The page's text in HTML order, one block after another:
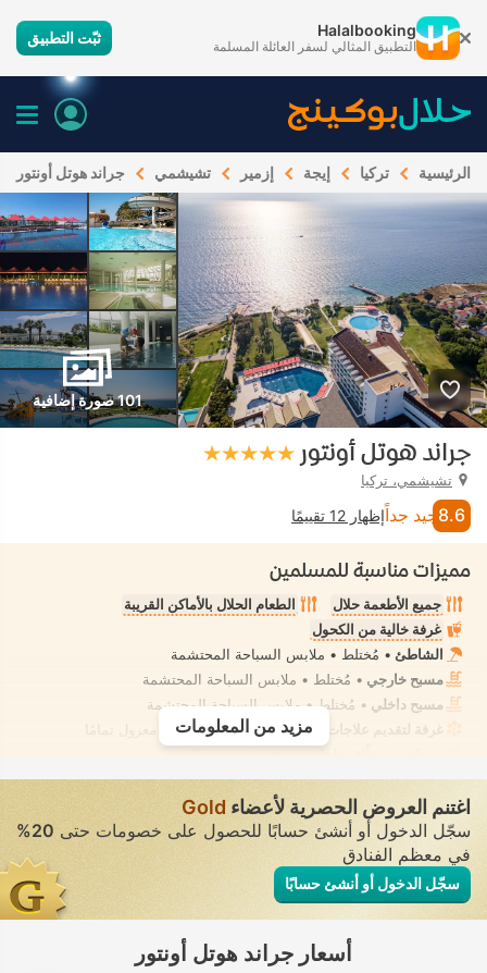
Halalbooking
التطبيق المثالي لسفر العائلة المسلمة ثبّت التطبيق
الرئيسية تركيا إيجة إزمير تشيشمي جراند هوتل أونتور
101 صورة إضافية
جراند هوتل أونتور
تشيشمي، تركيا
8.6 جيد جداًإظهار 12 تقييمًا
مميزات مناسبة للمسلمين
جميع الأطعمة حلال
الطعام الحلال بالأماكن القريبة
غرفة خالية من الكحول
الشاطئ • مُختلط • ملابس السباحة المحتشمة
مسبح خارجي • مُختلط • ملابس السباحة المحتشمة
مسبح داخلي • مُختلط • ملابس السباحة المحتشمة
غرفة لتقديم علاجات السبا، تدليك • تأجير خاص • معزول تمامًا
مرحاض بشطّاف داخلي مدمج• في بعض الغرف
مزيد من المعلومات
اغتنم العروض الحصرية لأعضاء Gold
سجّل الدخول أو أنشئ حسابًا للحصول على خصومات حتى20%
في معظم الفنادق
سجّل الدخول أو أنشئ حسابًا
أسعار جراند هوتل أونتور